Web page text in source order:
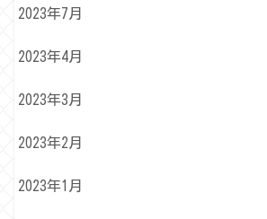
2023年7月
2023年4月
2023年3月
2023年2月
2023年1月